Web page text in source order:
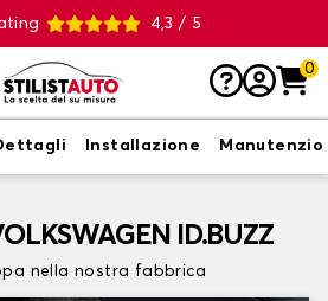
4,3 / 5
0
Installazione
ID.BUZZ
nella nostra fabbrica